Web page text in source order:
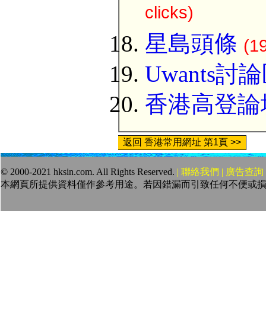
clicks)
星島頭條
Uwants討
香港高登論
返回 香港常用網址 第1頁 >>
© 2000-2021 hksin.com. All Rights Reserved. | 聯絡我們 | 廣告查詢
本網頁所提供資料僅作參考用途。若因錯漏而引致任何不便或